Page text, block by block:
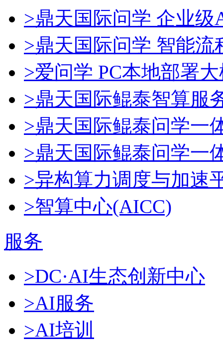
>鼎天国际问学 企业级
>鼎天国际问学 智能流
>爱问学 PC本地部署
>鼎天国际鲲泰智算服
>鼎天国际鲲泰问学一
>鼎天国际鲲泰问学一
>异构算力调度与加速
>智算中心(AICC)
服务
>DC·AI生态创新中心
>AI服务
>AI培训